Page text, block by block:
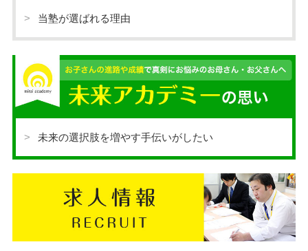
当塾が選ばれる理由
未来の選択肢を増やす手伝いがしたい